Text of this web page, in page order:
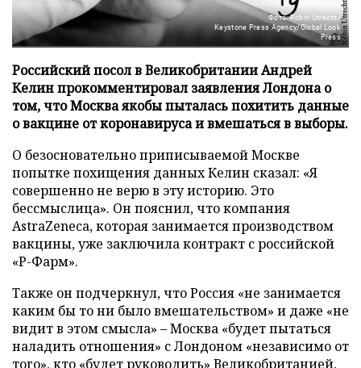
Фото: Robin Utrecht/
Keystone Press Agency/Global Look
Press
Российский посол в Великобритании Андрей
Келин прокомментировал заявления Лондона о
том, что Москва якобы пыталась похитить данные
о вакцине от коронавируса и вмешаться в выборы.
О безосновательно приписываемой Москве
попытке похищения данных Келин сказал: «Я
совершенно не верю в эту историю. Это
бессмыслица». Он пояснил, что компания
AstraZeneca, которая занимается производством
вакцины, уже заключила контракт с российской
«Р-Фарм».
Также он подчеркнул, что Россия «не занимается
каким бы то ни было вмешательством» и даже «не
видит в этом смысла» – Москва «будет пытаться
наладить отношения» с Лондоном «независимо от
того», кто «будет руководить» Великобританией,